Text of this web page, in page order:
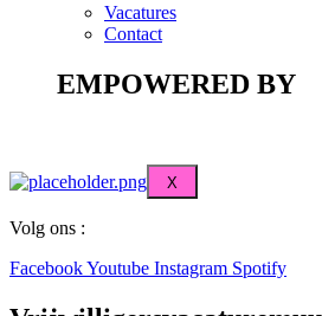
Vacatures
Contact
EMPOWERED BY
X
Volg ons :
FacebookYoutube Instagram Spotify